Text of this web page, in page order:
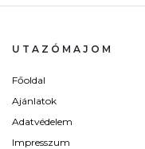
UTAZÓMAJOM
Főoldal
Ajánlatok
Adatvédelem
Impresszum